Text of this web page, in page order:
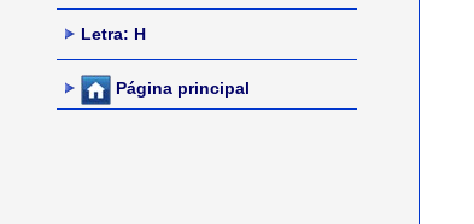
Letra: H
Página principal